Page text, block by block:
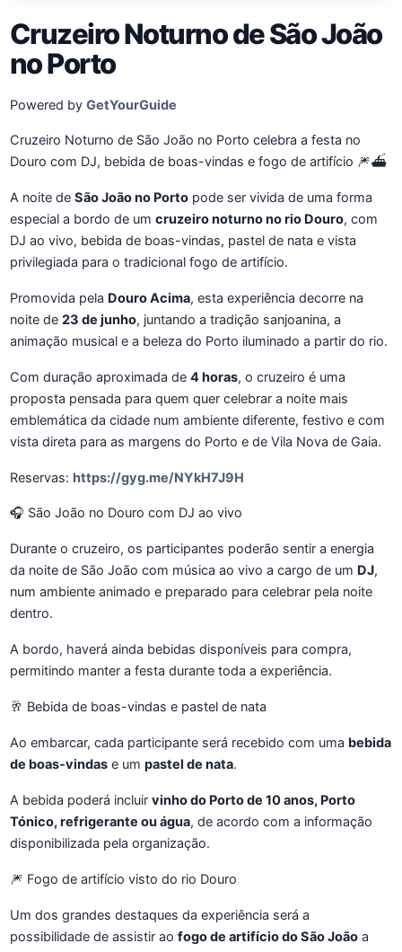
Cruzeiro Noturno de São João
no Porto
Powered by GetYourGuide
Cruzeiro Noturno de São João no Porto celebra a festa no
Douro com DJ, bebida de boas-vindas e fogo de artifício 🎆⛴️
A noite de São João no Porto pode ser vivida de uma forma
especial a bordo de um cruzeiro noturno no rio Douro, com
DJ ao vivo, bebida de boas-vindas, pastel de nata e vista
privilegiada para o tradicional fogo de artifício.
Promovida pela Douro Acima, esta experiência decorre na
noite de 23 de junho, juntando a tradição sanjoanina, a
animação musical e a beleza do Porto iluminado a partir do rio.
Com duração aproximada de 4 horas, o cruzeiro é uma
proposta pensada para quem quer celebrar a noite mais
emblemática da cidade num ambiente diferente, festivo e com
vista direta para as margens do Porto e de Vila Nova de Gaia.
Reservas: https://gyg.me/NYkH7J9H
🎧 São João no Douro com DJ ao vivo
Durante o cruzeiro, os participantes poderão sentir a energia
da noite de São João com música ao vivo a cargo de um DJ,
num ambiente animado e preparado para celebrar pela noite
dentro.
A bordo, haverá ainda bebidas disponíveis para compra,
permitindo manter a festa durante toda a experiência.
🥂 Bebida de boas-vindas e pastel de nata
Ao embarcar, cada participante será recebido com uma bebida
de boas-vindas e um pastel de nata.
A bebida poderá incluir vinho do Porto de 10 anos, Porto
Tónico, refrigerante ou água, de acordo com a informação
disponibilizada pela organização.
🎆 Fogo de artifício visto do rio Douro
Um dos grandes destaques da experiência será a
possibilidade de assistir ao fogo de artifício do São João a